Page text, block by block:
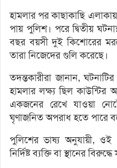
হামলার পর কাছাকাছি
পায় পুলিশ। পরে দ্বিতীয়
বছর বয়সী দুই কিশোরের
তারা নিজেদের গুলি করেছে।
তদন্তকারীরা জানান,
হামলার লক্ষ্য ছিল
একজনের রেখে যাওয়া
ঘৃণাজনিত অপরাধ হতে পারে
পুলিশের ভাষ্য অনুযায়ী, ওই
নির্দিষ্ট ব্যক্তি বা স্থানের